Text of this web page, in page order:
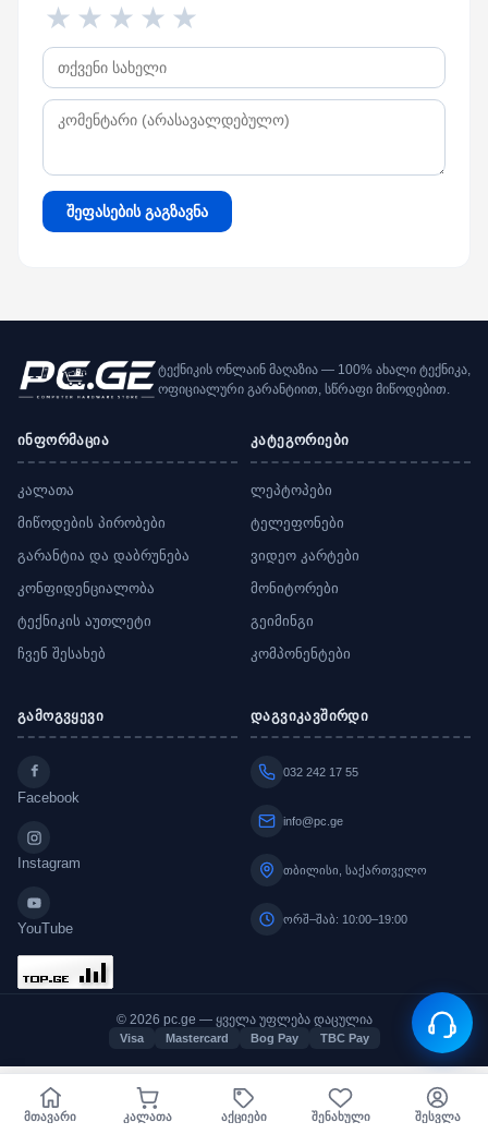
★
★
★
★
★
შეფასების გაგზავნა
ტექნიკის ონლაინ მაღაზია — 100% ახალი ტექნიკა,
ოფიციალური გარანტიით, სწრაფი მიწოდებით.
ინფორმაცია
კალათა
მიწოდების პირობები
გარანტია და დაბრუნება
კონფიდენციალობა
ტექნიკის აუთლეტი
ჩვენ შესახებ
კატეგორიები
ლეპტოპები
ტელეფონები
ვიდეო კარტები
მონიტორები
გეიმინგი
კომპონენტები
გამოგვყევი
Facebook
Instagram
YouTube
დაგვიკავშირდი
032 242 17 55
info@pc.ge
თბილისი, საქართველო
ორშ–შაბ: 10:00–19:00
© 2026 pc.ge — ყველა უფლება დაცულია
Visa Mastercard Bog Pay TBC Pay
მთავარი კალათა აქციები შენახული შესვლა